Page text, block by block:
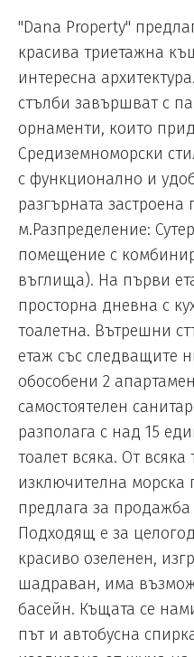
"Dana Property"
красива триетажна
интересна
стълби завършват с
орнаменти, които
Средиземноморски
с функционално и
разгърната застроена
м.Разпределение:
помещение с
въглища). На първи
просторна дневна с
тоалетна. Вътрешни
етаж със следващите
обособени 2
самостоятелен
разполага с над 15
тоалет всяка. От всяка
изключителна морска
предлага за
Подходящ е за
красиво озеленен,
шадраван, има
басейн. Къщата се
път и автобусна